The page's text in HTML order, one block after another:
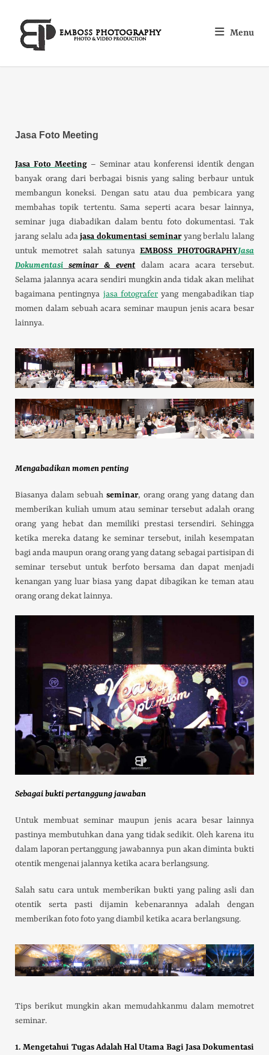
Menu
Jasa Foto Meeting
Jasa Foto Meeting – Seminar atau konferensi identik dengan
banyak orang dari berbagai bisnis yang saling berbaur untuk
membangun koneksi. Dengan satu atau dua pembicara yang
membahas topik tertentu. Sama seperti acara besar lainnya,
seminar juga diabadikan dalam bentu foto dokumentasi. Tak
jarang selalu adajasa dokumentasi seminaryang berlalu lalang
untuk memotret salah satunya EMBOSS PHOTOGRAPHYJasa
Dokumentasi seminar & event
dalam acara acara tersebut.
Selama jalannya acara sendiri mungkin anda tidak akan melihat
bagaimana pentingnya jasa fotografer yang mengabadikan tiap
momen dalam sebuah acara seminar maupun jenis acara besar
lainnya.
Mengabadikan momen penting
Biasanya dalam sebuah seminar, orang orang yang datang dan
memberikan kuliah umum atau seminar tersebut adalah orang
orang yang hebat dan memiliki prestasi tersendiri. Sehingga
ketika mereka datang ke seminar tersebut, inilah kesempatan
bagi anda maupun orang orang yang datang sebagai partisipan di
seminar tersebut untuk berfoto bersama dan dapat menjadi
kenangan yang luar biasa yang dapat dibagikan ke teman atau
orang orang dekat lainnya.
Sebagai bukti pertanggung jawaban
Untuk membuat seminar maupun jenis acara besar lainnya
pastinya membutuhkan dana yang tidak sedikit. Oleh karena itu
dalam laporan pertanggung jawabannya pun akan diminta bukti
otentik mengenai jalannya ketika acara berlangsung.
Salah satu cara untuk memberikan bukti yang paling asli dan
otentik serta pasti dijamin kebenarannya adalah dengan
memberikan foto foto yang diambil ketika acara berlangsung.
Tips berikut mungkin akan memudahkanmu dalam memotret
seminar.
1. Mengetahui Tugas Adalah Hal Utama Bagi Jasa Dokumentasi